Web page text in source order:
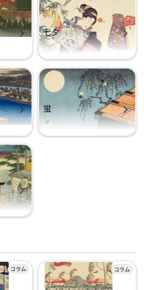
七夕
蛍